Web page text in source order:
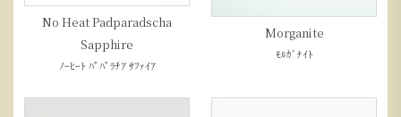
No Heat Padparadscha
Sapphire
ﾉｰﾋｰﾄ ﾊﾟﾊﾟﾗﾁｱ ｻﾌｧｲｱ
Morganite
ﾓﾙｶﾞﾅｲﾄ